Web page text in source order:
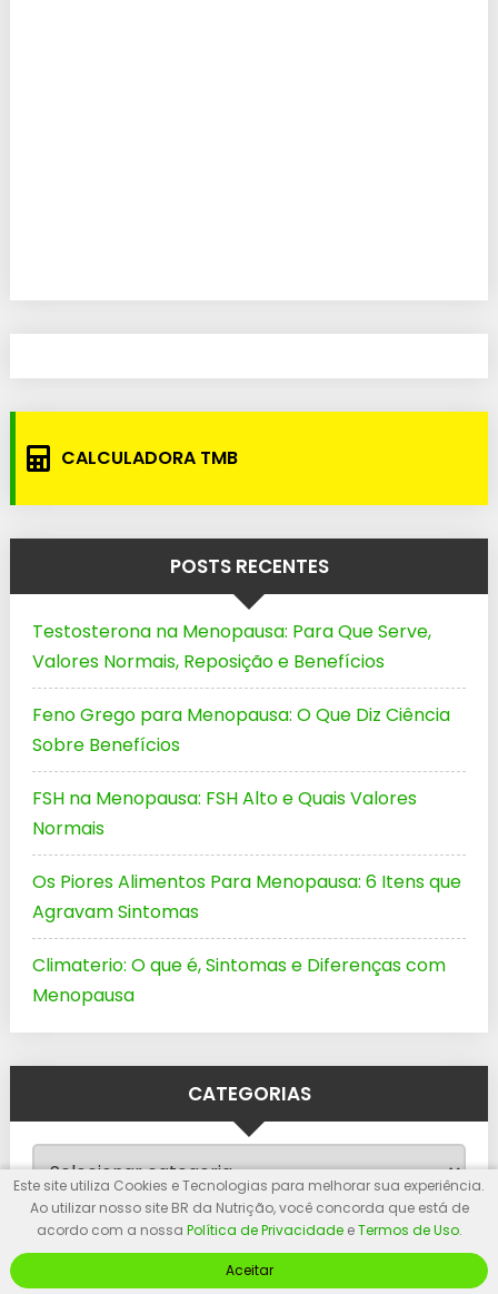
CALCULADORA TMB
POSTS RECENTES
Testosterona na Menopausa: Para Que Serve,
Valores Normais, Reposição e Benefícios
Feno Grego para Menopausa: O Que Diz Ciência
Sobre Benefícios
FSH na Menopausa: FSH Alto e Quais Valores
Normais
Os Piores Alimentos Para Menopausa: 6 Itens que
Agravam Sintomas
Climaterio: O que é, Sintomas e Diferenças com
Menopausa
CATEGORIAS
Este site utiliza Cookies e Tecnologias para melhorar sua experiência.
Ao utilizar nosso site BR da Nutrição, você concorda que está de
acordo com a nossa Política de PrivacidadeeTermos de Uso.
Aceitar